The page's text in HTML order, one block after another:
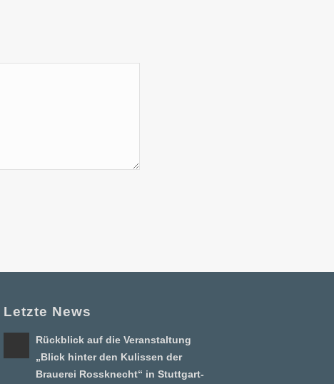
Letzte News
Rückblick auf die Veranstaltung
„Blick hinter den Kulissen der
Brauerei Rossknecht“ in Stuttgart-